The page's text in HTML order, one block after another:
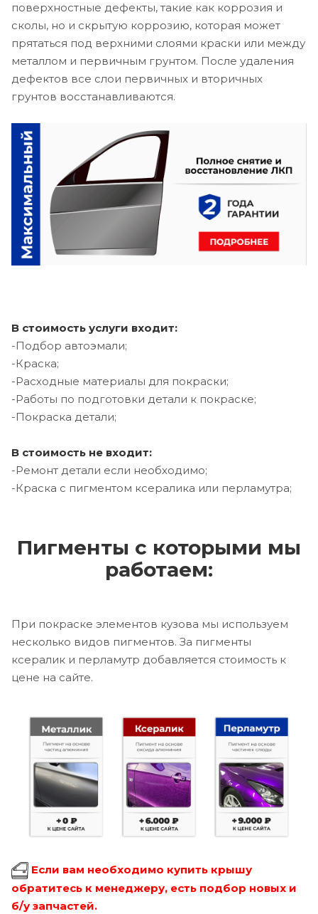
поверхностные дефекты, такие как коррозия и
сколы, но и скрытую коррозию, которая может
прятаться под верхними слоями краски или между
металлом и первичным грунтом. После удаления
дефектов все слои первичных и вторичных
грунтов восстанавливаются.
В стоимость услуги входит:
-Подбор автоэмали;
-Краска;
-Расходные материалы для покраски;
-Работы по подготовки детали к покраске;
-Покраска детали;
В стоимость не входит:
-Ремонт детали если необходимо;
-Краска с пигментом ксералика или перламутра;
Пигменты с которыми мы
работаем:
При покраске элементов кузова мы используем
несколько видов пигментов. За пигменты
ксералик и перламутр добавляется стоимость к
цене на сайте.
Если вам необходимо купить крышу
обратитесь к менеджеру, есть подбор новых и
б/у запчастей.